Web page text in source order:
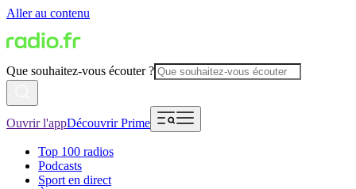
Aller au contenu
Que souhaitez-vous écouter ?
Ouvrir l'appDécouvrir Prime
Top 100 radios
Podcasts
Sport en direct